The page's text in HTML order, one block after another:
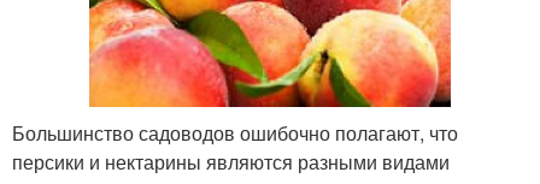
Большинство садоводов ошибочно полагают, что
персики и нектарины являются разными видами